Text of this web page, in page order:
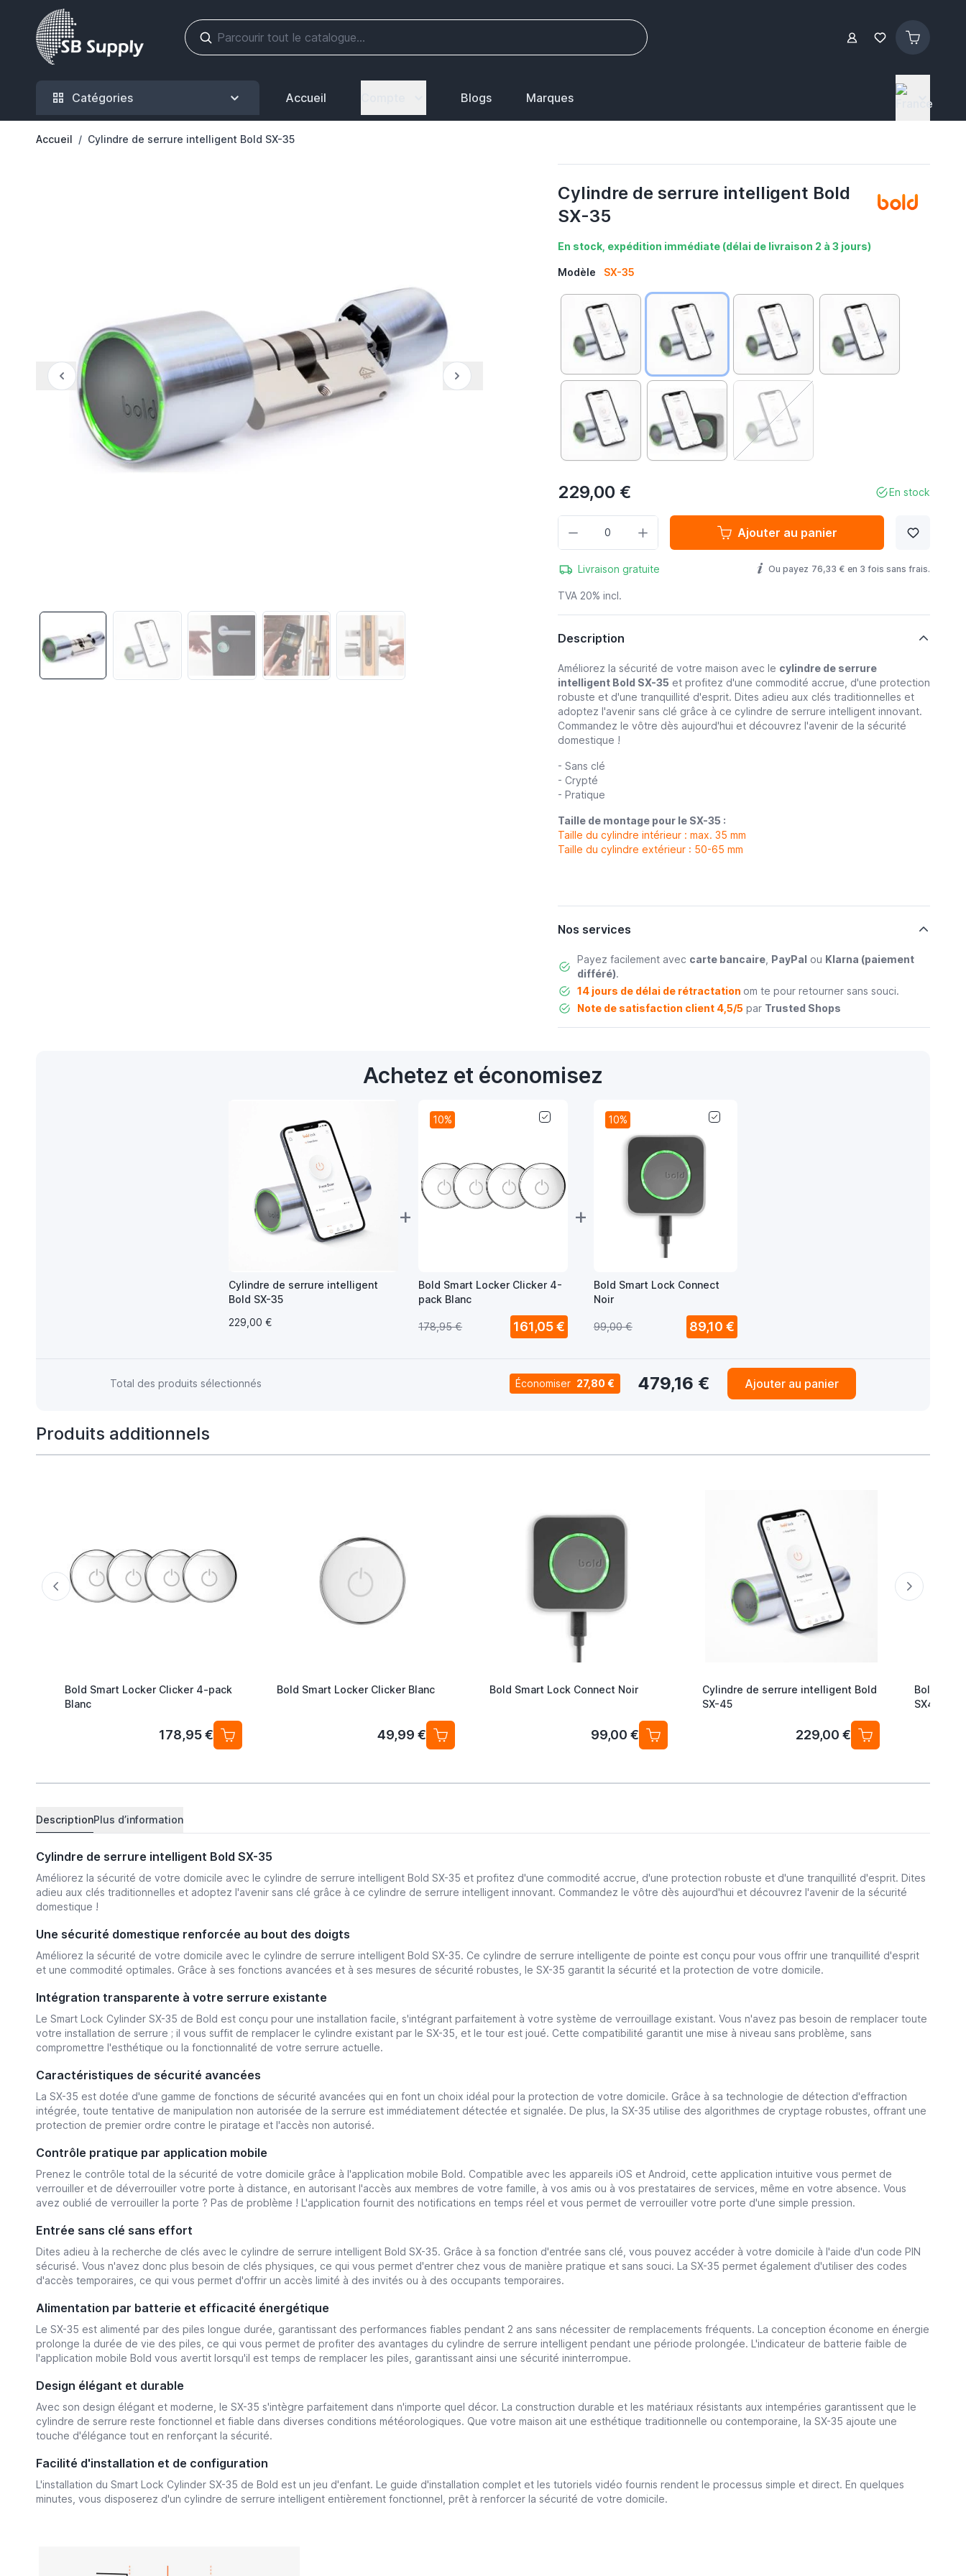
Allez au contenu
Catégories Accueil Blogs Marques
Accueil / Cylindre de serrure intelligent Bold SX-35
Cylindre de serrure intelligent Bold
SX-35
En stock, expédition immédiate (délai de livraison 2 à 3 jours)
Modèle SX-35
229,00 € En stock
Ajouter au panier
Livraison gratuite Ou payez 76,33 € en 3 fois sans frais.
TVA 20% incl.
Description
Améliorez la sécurité de votre maison avec le cylindre de serrure
intelligent Bold SX-35 et profitez d'une commodité accrue, d'une protection
robuste et d'une tranquillité d'esprit. Dites adieu aux clés traditionnelles et
adoptez l'avenir sans clé grâce à ce cylindre de serrure intelligent innovant.
Commandez le vôtre dès aujourd'hui et découvrez l'avenir de la sécurité
domestique !
- Sans clé
- Crypté
- Pratique
Taille de montage pour le SX-35 :
Taille du cylindre intérieur : max. 35 mm
Taille du cylindre extérieur : 50-65 mm
Nos services
Payez facilement avec carte bancaire, PayPal ou Klarna (paiement
différé).
14 jours de délai de rétractation om te pour retourner sans souci.
Note de satisfaction client 4,5/5par Trusted Shops
Achetez et économisez
Cylindre de serrure intelligent
Bold SX-35
229,00 €
+
10%
Bold Smart Locker Clicker 4-
pack Blanc
178,95 € 161,05 €
+
10%
Bold Smart Lock Connect
Noir
99,00 € 89,10 €
Total des produits sélectionnés Économiser 27,80 € 479,16 € Ajouter au panier
Produits additionnels
Bold Smart Locker Clicker 4-pack
Blanc
178,95 €
Bold Smart Locker Clicker Blanc
49,99 €
Bold Smart Lock Connect Noir
99,00 €
Cylindre de serrure intelligent Bold
SX-45
229,00 €
Bold Elite
SX43
DescriptionPlus d’information
Cylindre de serrure intelligent Bold SX-35
Améliorez la sécurité de votre domicile avec le cylindre de serrure intelligent Bold SX-35 et profitez d'une commodité accrue, d'une protection robuste et d'une tranquillité d'esprit. Dites
adieu aux clés traditionnelles et adoptez l'avenir sans clé grâce à ce cylindre de serrure intelligent innovant. Commandez le vôtre dès aujourd'hui et découvrez l'avenir de la sécurité
domestique !
Une sécurité domestique renforcée au bout des doigts
Améliorez la sécurité de votre domicile avec le cylindre de serrure intelligent Bold SX-35. Ce cylindre de serrure intelligente de pointe est conçu pour vous offrir une tranquillité d'esprit
et une commodité optimales. Grâce à ses fonctions avancées et à ses mesures de sécurité robustes, le SX-35 garantit la sécurité et la protection de votre domicile.
Intégration transparente à votre serrure existante
Le Smart Lock Cylinder SX-35 de Bold est conçu pour une installation facile, s'intégrant parfaitement à votre système de verrouillage existant. Vous n'avez pas besoin de remplacer toute
votre installation de serrure ; il vous suffit de remplacer le cylindre existant par le SX-35, et le tour est joué. Cette compatibilité garantit une mise à niveau sans problème, sans
compromettre l'esthétique ou la fonctionnalité de votre serrure actuelle.
Caractéristiques de sécurité avancées
La SX-35 est dotée d'une gamme de fonctions de sécurité avancées qui en font un choix idéal pour la protection de votre domicile. Grâce à sa technologie de détection d'effraction
intégrée, toute tentative de manipulation non autorisée de la serrure est immédiatement détectée et signalée. De plus, la SX-35 utilise des algorithmes de cryptage robustes, offrant une
protection de premier ordre contre le piratage et l'accès non autorisé.
Contrôle pratique par application mobile
Prenez le contrôle total de la sécurité de votre domicile grâce à l'application mobile Bold. Compatible avec les appareils iOS et Android, cette application intuitive vous permet de
verrouiller et de déverrouiller votre porte à distance, en autorisant l'accès aux membres de votre famille, à vos amis ou à vos prestataires de services, même en votre absence. Vous
avez oublié de verrouiller la porte ? Pas de problème ! L'application fournit des notifications en temps réel et vous permet de verrouiller votre porte d'une simple pression.
Entrée sans clé sans effort
Dites adieu à la recherche de clés avec le cylindre de serrure intelligent Bold SX-35. Grâce à sa fonction d'entrée sans clé, vous pouvez accéder à votre domicile à l'aide d'un code PIN
sécurisé. Vous n'avez donc plus besoin de clés physiques, ce qui vous permet d'entrer chez vous de manière pratique et sans souci. La SX-35 permet également d'utiliser des codes
d'accès temporaires, ce qui vous permet d'offrir un accès limité à des invités ou à des occupants temporaires.
Alimentation par batterie et efficacité énergétique
Le SX-35 est alimenté par des piles longue durée, garantissant des performances fiables pendant 2 ans sans nécessiter de remplacements fréquents. La conception économe en énergie
prolonge la durée de vie des piles, ce qui vous permet de profiter des avantages du cylindre de serrure intelligent pendant une période prolongée. L'indicateur de batterie faible de
l'application mobile Bold vous avertit lorsqu'il est temps de remplacer les piles, garantissant ainsi une sécurité ininterrompue.
Design élégant et durable
Avec son design élégant et moderne, le SX-35 s'intègre parfaitement dans n'importe quel décor. La construction durable et les matériaux résistants aux intempéries garantissent que le
cylindre de serrure reste fonctionnel et fiable dans diverses conditions météorologiques. Que votre maison ait une esthétique traditionnelle ou contemporaine, la SX-35 ajoute une
touche d'élégance tout en renforçant la sécurité.
Facilité d'installation et de configuration
L'installation du Smart Lock Cylinder SX-35 de Bold est un jeu d'enfant. Le guide d'installation complet et les tutoriels vidéo fournis rendent le processus simple et direct. En quelques
minutes, vous disposerez d'un cylindre de serrure intelligent entièrement fonctionnel, prêt à renforcer la sécurité de votre domicile.